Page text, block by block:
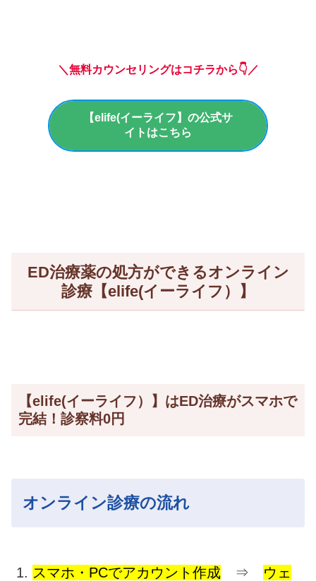
＼無料カウンセリングはコチラから👇／
【elife(イーライフ】の公式サ
イトはこちら
ED治療薬の処方ができるオンライン
診療【elife(イーライフ）】
【elife(イーライフ）】はED治療がスマホで
完結！診察料0円
オンライン診療の流れ
スマホ・PCでアカウント作成 ⇒ ウェ